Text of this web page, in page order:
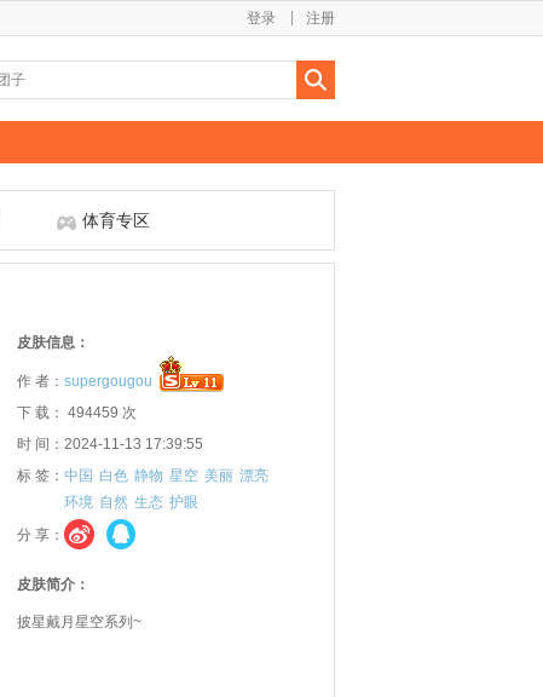
注册
登录
体育专区
皮肤信息：
作 者： supergougou
下 载： 494459 次
时 间：2024-11-13 17:39:55
标 签： 中国 白色 静物 星空 美丽 漂亮
环境 自然 生态 护眼
分 享：
皮肤简介：
披星戴月星空系列~